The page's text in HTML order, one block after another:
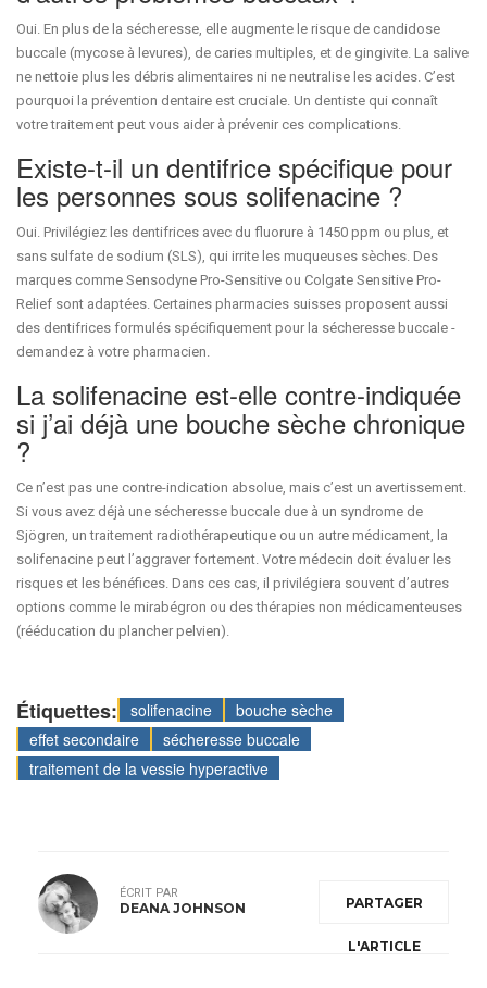
Oui. En plus de la sécheresse, elle augmente le risque de candidose
buccale (mycose à levures), de caries multiples, et de gingivite. La salive
ne nettoie plus les débris alimentaires ni ne neutralise les acides. C’est
pourquoi la prévention dentaire est cruciale. Un dentiste qui connaît
votre traitement peut vous aider à prévenir ces complications.
Existe-t-il un dentifrice spécifique pour
les personnes sous solifenacine ?
Oui. Privilégiez les dentifrices avec du fluorure à 1450 ppm ou plus, et
sans sulfate de sodium (SLS), qui irrite les muqueuses sèches. Des
marques comme Sensodyne Pro-Sensitive ou Colgate Sensitive Pro-
Relief sont adaptées. Certaines pharmacies suisses proposent aussi
des dentifrices formulés spécifiquement pour la sécheresse buccale -
demandez à votre pharmacien.
La solifenacine est-elle contre-indiquée
si j’ai déjà une bouche sèche chronique
?
Ce n’est pas une contre-indication absolue, mais c’est un avertissement.
Si vous avez déjà une sécheresse buccale due à un syndrome de
Sjögren, un traitement radiothérapeutique ou un autre médicament, la
solifenacine peut l’aggraver fortement. Votre médecin doit évaluer les
risques et les bénéfices. Dans ces cas, il privilégiera souvent d’autres
options comme le mirabégron ou des thérapies non médicamenteuses
(rééducation du plancher pelvien).
Étiquettes: solifenacine
bouche sèche
effet secondaire
sécheresse buccale
traitement de la vessie hyperactive
PARTAGER
L'ARTICLE
ÉCRIT PAR
DEANA JOHNSON